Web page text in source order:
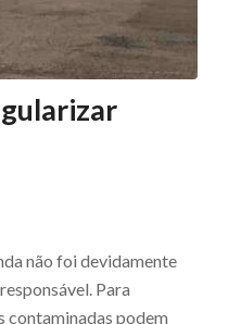
não foi devidamente
Para
contaminadas podem